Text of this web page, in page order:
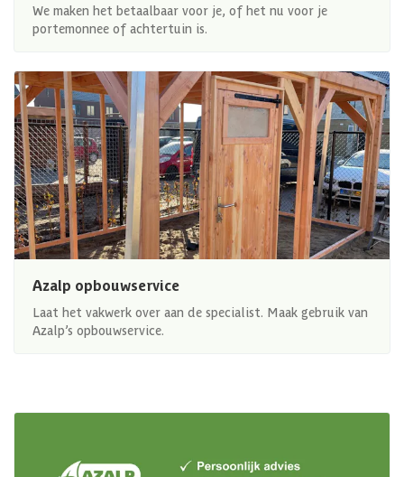
We maken het betaalbaar voor je, of het nu voor je
portemonnee of achtertuin is.
Azalp opbouwservice
Laat het vakwerk over aan de specialist. Maak gebruik van
Azalp’s opbouwservice.